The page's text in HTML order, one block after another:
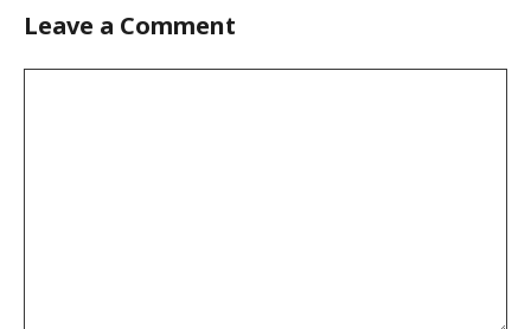
Leave a Comment